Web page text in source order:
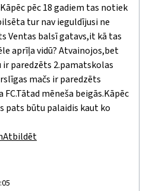
pēc 18 gadiem tas notiek
tur nav ieguldījusi ne
Ventas balsī gatavs,it kā tas
aprīļa vidū? Atvainojos,bet
ir paredzēts 2.pamatskolas
mačs ir paredzēts
mēneša beigās.Kāpēc
pats būtu palaidis kaut ko
Atbildēt